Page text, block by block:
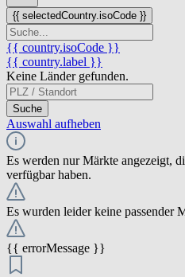
{{ selectedCountry.isoCode }}
{{ country.isoCode }}
{{ country.label }}
Keine Länder gefunden.
Suche
Auswahl aufheben
Es werden nur Märkte angezeigt,
verfügbar haben.
Es wurden leider keine passender
{{ errorMessage }}